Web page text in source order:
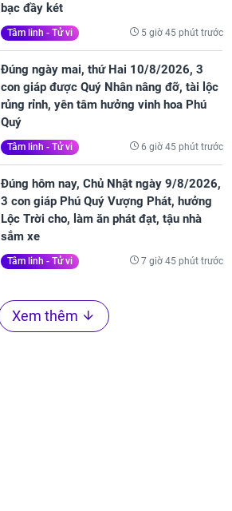
bạc đầy két
Tâm linh - Tử vi 5 giờ 45 phút trước
Đúng ngày mai, thứ Hai 10/8/2026, 3
con giáp được Quý Nhân nâng đỡ, tài lộc
rủng rỉnh, yên tâm hưởng vinh hoa Phú
Quý
Tâm linh - Tử vi 6 giờ 45 phút trước
Đúng hôm nay, Chủ Nhật ngày 9/8/2026,
3 con giáp Phú Quý Vượng Phát, hưởng
Lộc Trời cho, làm ăn phát đạt, tậu nhà
sắm xe
Tâm linh - Tử vi 7 giờ 45 phút trước
Xem thêm